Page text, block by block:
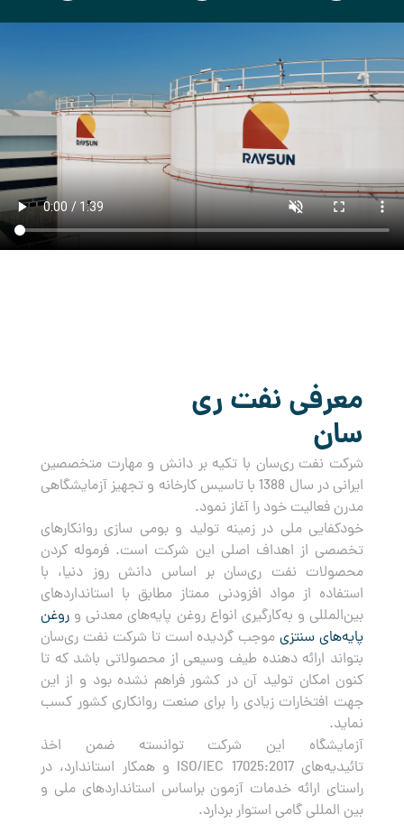
معرفی نفت ری
سان
شرکت نفت ری‌سان با تکیه بر دانش و مهارت متخصصین
ایرانی در سال 1388 با تاسیس کارخانه و تجهیز آزمایشگاهی
مدرن فعالیت خود را آغاز نمود.
خودکفایی ملی در زمینه تولید و بومی سازی روانکارهای
تخصصی از اهداف اصلی این شرکت است. فرموله کردن
محصولات نفت ری‌سان بر اساس دانش روز دنیا، با
استفاده از مواد افزودنی ممتاز مطابق با استانداردهای
بین‌المللی و به‌کارگیری انواع روغن پایه‌های معدنی وروغن
پایه‌های سنتزیموجب گردیده است تا شرکت نفت ری‌سان
بتواند ارائه دهنده طیف وسیعی از محصولاتی باشد که تا
کنون امکان تولید آن در کشور فراهم نشده بود و از این
جهت افتخارات زیادی را برای صنعت روانکاری کشور کسب
نماید.
آزمایشگاه این شرکت توانسته ضمن اخذ
تائیدیه‌های ISO/IEC 17025:2017 و همکار استاندارد، در
راستای ارائه خدمات آزمون براساس استانداردهای ملی و
بین المللی گامی استوار بردارد.